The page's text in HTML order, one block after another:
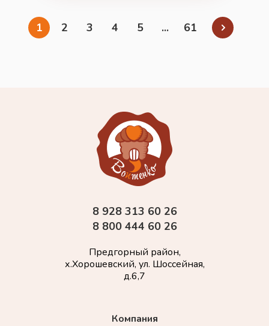
1 2 3 4 5 ... 61
Компания
8 928 313 60 26
8 800 444 60 26
Предгорный район,
х.Хорошевский, ул. Шоссейная,
д.6,7